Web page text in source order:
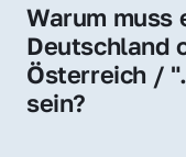
schnellen
Warum muss
Deutschland
Österreich /
sein?